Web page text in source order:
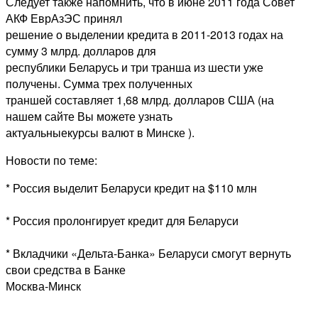
АКФ ЕврАзЭС принял
решение о выделении кредита в 2011-2013 годах на
сумму 3 млрд. долларов для
республики Беларусь и три транша из шести уже
получены. Сумма трех полученных
траншей составляет 1,68 млрд. долларов США (на
нашем сайте Вы можете узнать
актуальныекурсы валют в Минске).
Новости по теме:
* Россия выделит Беларуси кредит на $110 млн
* Россия пролонгирует кредит для Беларуси
* Вкладчики «Дельта-Банка» Беларуси смогут вернуть
свои средства в Банке
Москва-Минск